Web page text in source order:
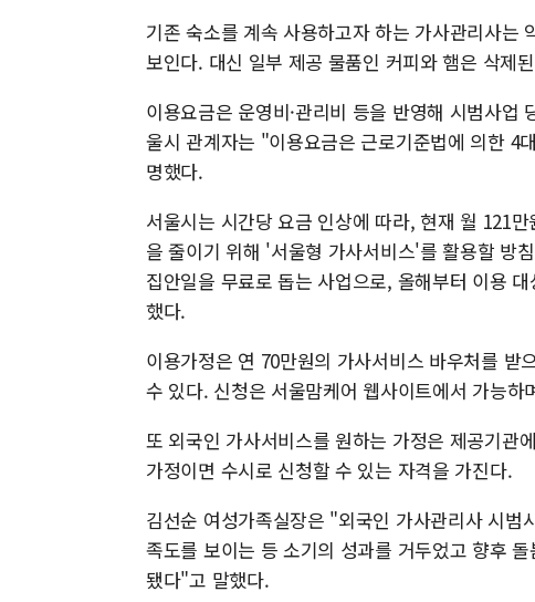
기존 숙소를 계속 사용하고자 하는 가사관리사는
보인다. 대신 일부 제공 물품인 커피와 햄은 삭제
이용요금은 운영비·관리비 등을 반영해 시범사업
울시 관계자는 "이용요금은 근로기준법에 의한 4
명했다.
서울시는 시간당 요금 인상에 따라, 현재 월 121
을 줄이기 위해 '서울형 가사서비스'를 활용할 방
집안일을 무료로 돕는 사업으로, 올해부터 이용
했다.
이용가정은 연 70만원의 가사서비스 바우처를
수 있다. 신청은 서울맘케어 웹사이트에서 가능하
또 외국인 가사서비스를 원하는 가정은 제공기관
가정이면 수시로 신청할 수 있는 자격을 가진다.
김선순 여성가족실장은 "외국인 가사관리사 시
족도를 보이는 등 소기의 성과를 거두었고 향후
됐다"고 말했다.